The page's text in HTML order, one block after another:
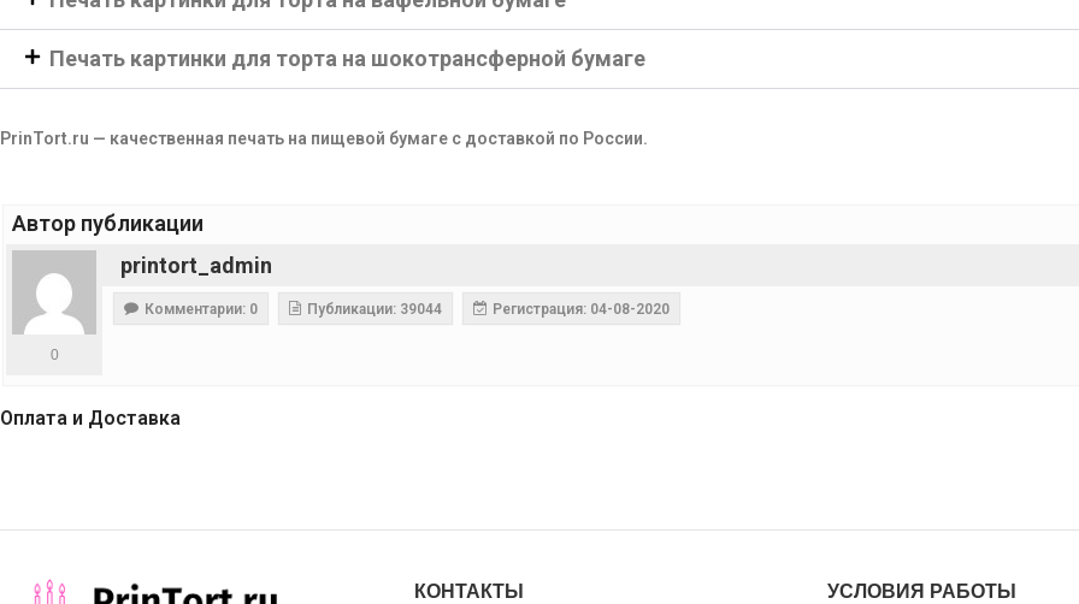
Печать картинки для торта на шокотрансферной бумаге
PrinTort.ru — качественная печать на пищевой бумаге с доставкой по России.
Автор публикации
printort_admin
0
Комментарии: 0 Публикации: 39044 Регистрация: 04-08-2020
Оплата и Доставка
КОНТАКТЫ УСЛОВИЯ РАБОТЫ